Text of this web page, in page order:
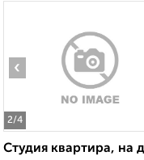
2/4
‹
Студия квартира, на